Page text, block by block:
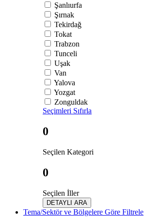
Şanlıurfa
Şırnak
Tekirdağ
Tokat
Trabzon
Tunceli
Uşak
Van
Yalova
Yozgat
Zonguldak
Seçimleri Sıfırla
0
Seçilen Kategori
0
Seçilen İller
DETAYLI ARA
Tema/Sektör ve Bölgelere Göre Filtrele